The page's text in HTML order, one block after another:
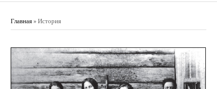
Главная »История